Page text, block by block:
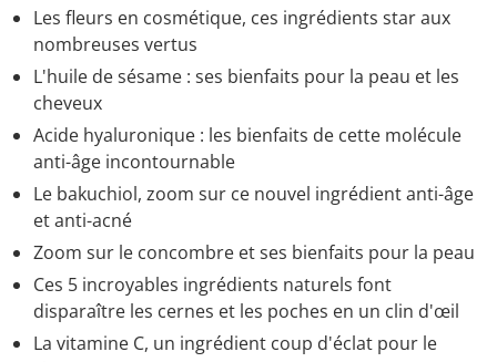
Les fleurs en cosmétique, ces ingrédients star aux
nombreuses vertus
L'huile de sésame : ses bienfaits pour la peau et les
cheveux
Acide hyaluronique : les bienfaits de cette molécule
anti-âge incontournable
Le bakuchiol, zoom sur ce nouvel ingrédient anti-âge
et anti-acné
Zoom sur le concombre et ses bienfaits pour la peau
Ces 5 incroyables ingrédients naturels font
disparaître les cernes et les poches en un clin d'œil
La vitamine C, un ingrédient coup d'éclat pour le